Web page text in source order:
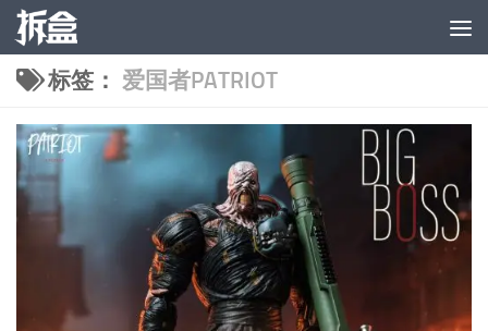
跳至内容
标签： 爱国者PATRIOT